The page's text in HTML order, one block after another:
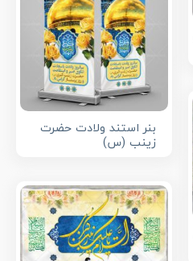
بنر استند ولادت حضرت
زینب (س)